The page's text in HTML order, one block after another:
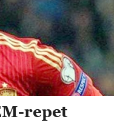
repet